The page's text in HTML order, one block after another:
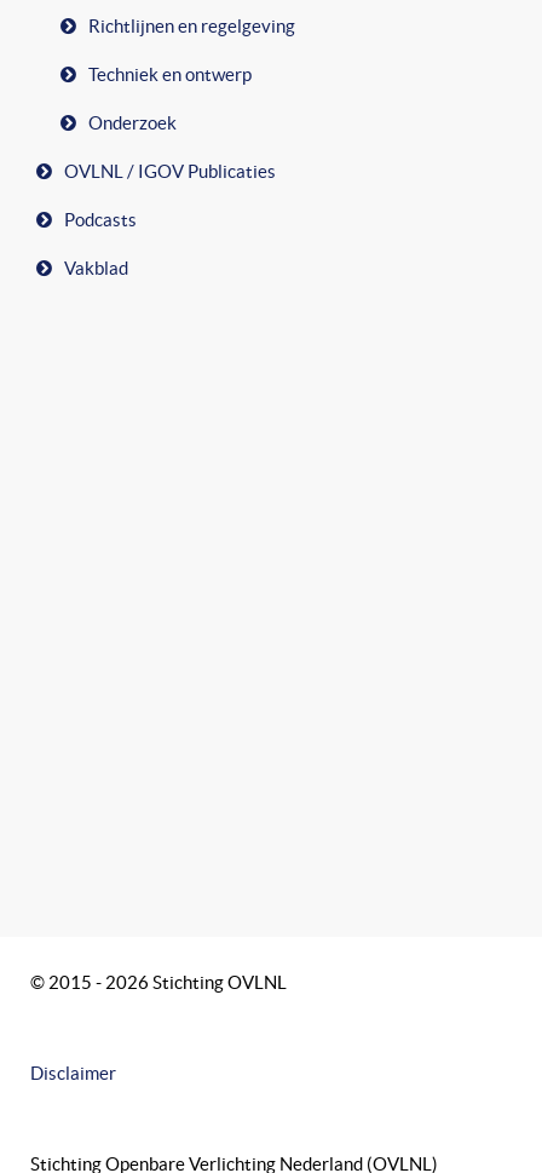
Richtlijnen en regelgeving
Techniek en ontwerp
Onderzoek
OVLNL / IGOV Publicaties
Podcasts
Vakblad
© 2015 - 2026 Stichting OVLNL
Disclaimer
Stichting Openbare Verlichting Nederland (OVLNL)